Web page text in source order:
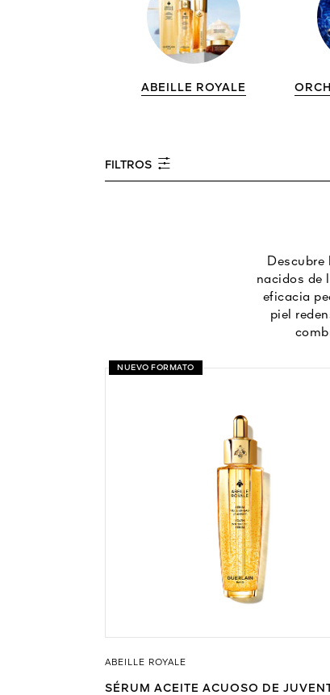
ABEILLE ROYALE
FILTROS
nacidos de
eficacia
piel
NUEVO FORMATO
ABEILLE ROYALE
SÉRUM ACEITE ACUOSO DE